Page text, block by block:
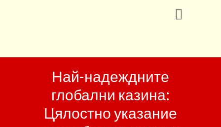
Най-надеждните
глобални казина:
Цялостно указание